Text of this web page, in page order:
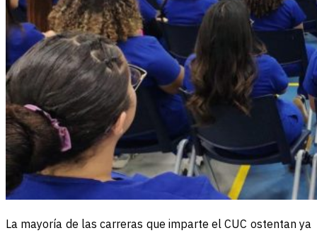
La mayoría de las carreras que imparte el CUC ostentan ya